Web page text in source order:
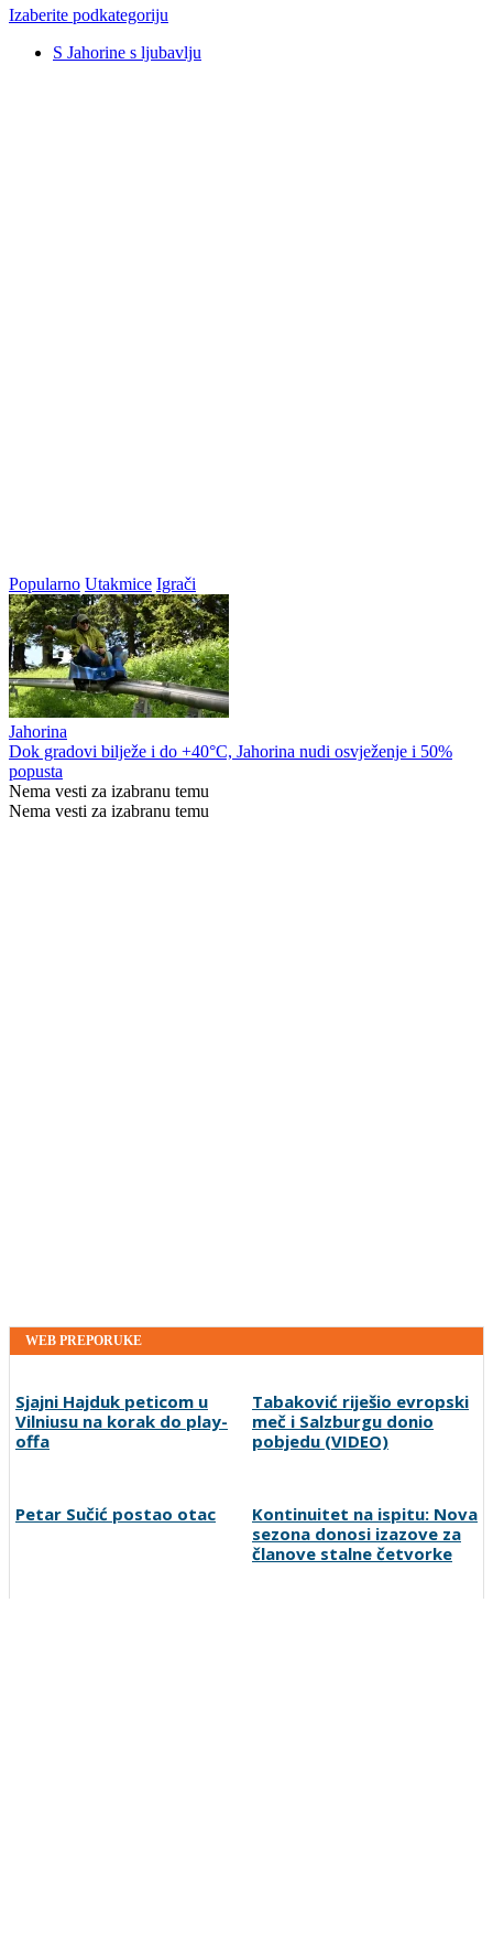
Izaberite podkategoriju
S Jahorine s ljubavlju
Popularno Utakmice Igrači
Jahorina
Dok gradovi bilježe i do +40°C, Jahorina nudi osvježenje i 50%
popusta
Nema vesti za izabranu temu
Nema vesti za izabranu temu
WEB PREPORUKE
Sjajni Hajduk peticom u
Vilniusu na korak do play-
offa
Tabaković riješio evropski
meč i Salzburgu donio
pobjedu (VIDEO)
Petar Sučić postao otac
Kontinuitet na ispitu: Nova
sezona donosi izazove za
članove stalne četvorke